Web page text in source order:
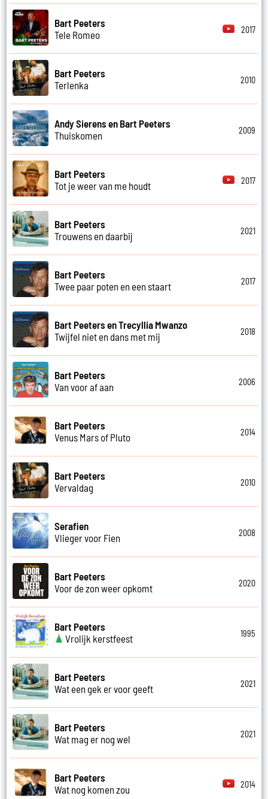
Bart Peeters
Tele Romeo
2017
Bart Peeters
Terlenka
2010
Andy Sierens en Bart Peeters
Thuiskomen
2009
Bart Peeters
Tot je weer van me houdt
2017
Bart Peeters
Trouwens en daarbij
2021
Bart Peeters
Twee paar poten en een staart
2017
Bart Peeters en Trecyllia Mwanzo
Twijfel niet en dans met mij
2018
Bart Peeters
Van voor af aan
2006
Bart Peeters
Venus Mars of Pluto
2014
Bart Peeters
Vervaldag
2010
Serafien
Vlieger voor Fien
2008
Bart Peeters
Voor de zon weer opkomt
2020
Bart Peeters
Vrolijk kerstfeest
1995
Bart Peeters
Wat een gek er voor geeft
2021
Bart Peeters
Wat mag er nog wel
2021
Bart Peeters
Wat nog komen zou
2014